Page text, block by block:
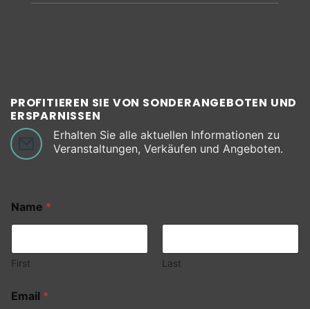
PROFITIEREN SIE VON SONDERANGEBOTEN UND
ERSPARNISSEN
Erhalten Sie alle aktuellen Informationen zu
Veranstaltungen, Verkäufen und Angeboten.
Name *
First Last
Email *